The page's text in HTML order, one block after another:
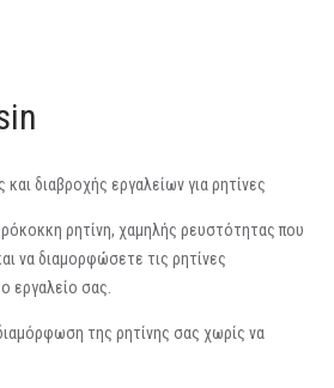
διαβροχής εργαλείων για ρητίνες
ρητίνη, χαµηλής ρευστότητας που
να διαµορφώσετε τις ρητίνες
εργαλείο σας.
της ρητίνης σας χωρίς να